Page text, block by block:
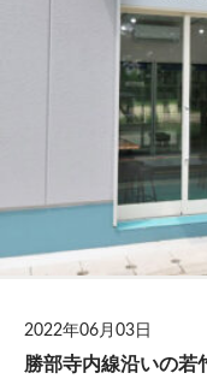
2022年06月03日
勝部寺内線沿いの若